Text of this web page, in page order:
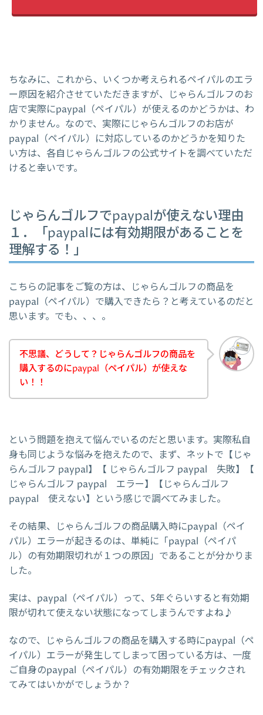
ちなみに、これから、いくつか考えられるペイパルのエラ
ー原因を紹介させていただきますが、じゃらんゴルフのお
店で実際にpaypal（ペイパル）が使えるのかどうかは、わ
かりません。なので、実際にじゃらんゴルフのお店が
paypal（ペイパル）に対応しているのかどうかを知りた
い方は、各自じゃらんゴルフの公式サイトを調べていただ
けると幸いです。
じゃらんゴルフでpaypalが使えない理由
１．「paypalには有効期限があることを
理解する！」
こちらの記事をご覧の方は、じゃらんゴルフの商品を
paypal（ペイパル）で購入できたら？と考えているのだと
思います。でも、、、。
不思議、どうして？じゃらんゴルフの商品を
購入するのにpaypal（ペイパル）が使えな
い！！
という問題を抱えて悩んでいるのだと思います。実際私自
身も同じような悩みを抱えたので、まず、ネットで【じゃ
らんゴルフ paypal】【 じゃらんゴルフ paypal 失敗】【
じゃらんゴルフ paypal エラー】【じゃらんゴルフ
paypal 使えない】という感じで調べてみました。
その結果、じゃらんゴルフの商品購入時にpaypal（ペイ
パル）エラーが起きるのは、単純に「paypal（ペイパ
ル）の有効期限切れが１つの原因」であることが分かりま
した。
実は、paypal（ペイパル）って、5年ぐらいすると有効期
限が切れて使えない状態になってしまうんですよね♪
なので、じゃらんゴルフの商品を購入する時にpaypal（ペ
イパル）エラーが発生してしまって困っている方は、一度
ご自身のpaypal（ペイパル）の有効期限をチェックされ
てみてはいかがでしょうか？